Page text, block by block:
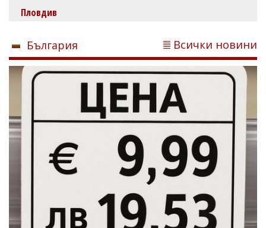
Пловдив
България Всички новини